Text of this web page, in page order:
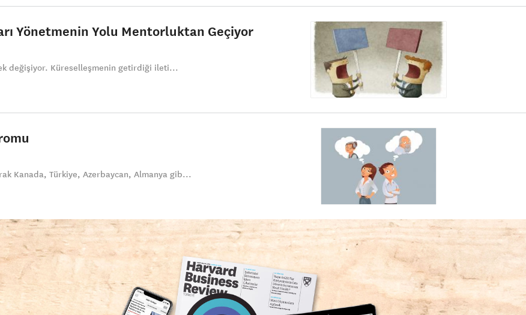
Yönetmenin Yolu Mentorluktan Geçiyor
değişiyor. Küreselleşmenin getirdiği ileti...
Kanada, Türkiye, Azerbaycan, Almanya gib...